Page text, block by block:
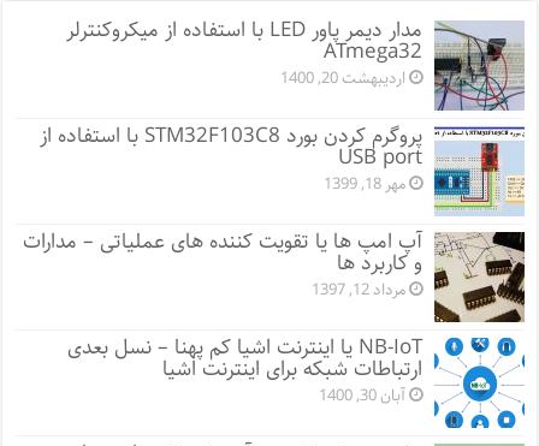
مدار دیمر پاور LED با استفاده از میکروکنترلر
ATmega32
اردیبهشت 20, 1400
پروگرم کردن بورد STM32F103C8 با استفاده از
USB port
مهر 18, 1399
آپ امپ ها یا تقویت کننده های عملیاتی – مدارات
و کاربرد ها
مرداد 12, 1397
NB-IoT یا اینترنت اشیا کم پهنا – نسل بعدی
ارتباطات شبکه برای اینترنت اشیا
آبان 30, 1400